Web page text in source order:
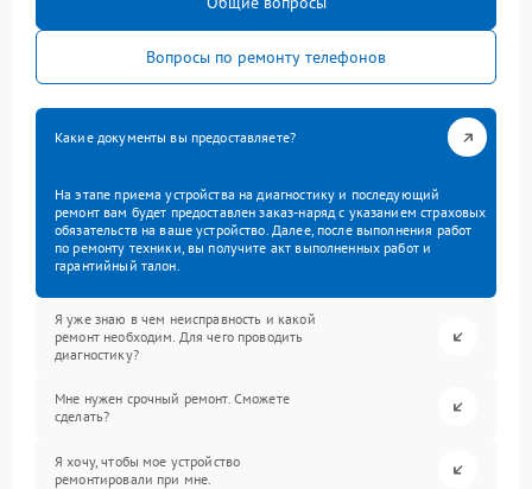
Вопросы по ремонту телефонов
Какие документы вы предоставляете?
На этапе приема устройства на диагностику и последующий
ремонт вам будет предоставлен заказ-наряд с указанием страховых
обязательств на ваше устройство. Далее, после выполнения работ
по ремонту техники, вы получите акт выполненных работ и
гарантийный талон.
Я уже знаю в чем неисправность и какой
ремонт необходим. Для чего проводить
диагностику?
Мне нужен срочный ремонт. Сможете
сделать?
Я хочу, чтобы мое устройство
ремонтировали при мне.